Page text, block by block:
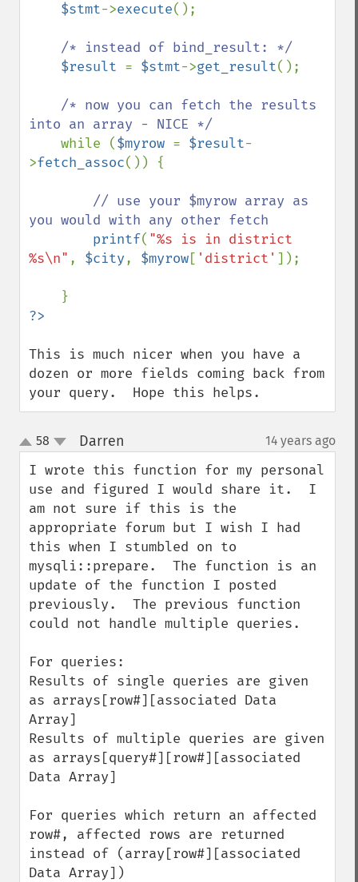
$stmt->execute();
/* instead of bind_result: */
$result = $stmt->get_result();
/* now you can fetch the results
into an array - NICE */
while ($myrow = $result-
>fetch_assoc()) {
// use your $myrow array as
you would with any other fetch
printf( "%s is in district
%s\n" , $city, $myrow[ 'district' ]);
This is much nicer when you have a
dozen or more fields coming back from
your query.  Hope this helps.
up
down
58 Darren 14 years ago
I wrote this function for my personal
use and figured I would share it.  I
am not sure if this is the
appropriate forum but I wish I had
this when I stumbled on to
mysqli::prepare.  The function is an
update of the function I posted
previously.  The previous function
could not handle multiple queries.
For queries:
Results of single queries are given
as arrays[row#][associated Data
Array]
Results of multiple queries are given
as arrays[query#][row#][associated
Data Array]
For queries which return an affected
row#, affected rows are returned
instead of (array[row#][associated
Data Array])